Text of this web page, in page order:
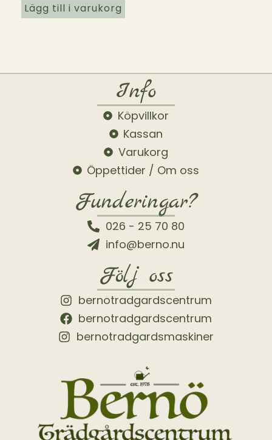
Lägg till i varukorg
Info
Köpvillkor
Kassan
Varukorg
Öppettider / Om oss
Funderingar?
026 - 25 70 80
info@berno.nu
Följ oss
bernotradgardscentrum
bernotradgardscentrum
bernotradgardsmaskiner